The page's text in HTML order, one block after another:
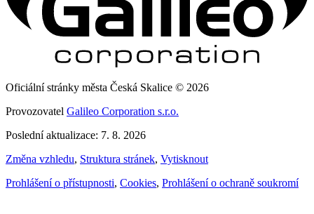
Oficiální stránky města Česká Skalice © 2026
Provozovatel Galileo Corporation s.r.o.
Poslední aktualizace: 7. 8. 2026
Změna vzhledu, Struktura stránek, Vytisknout
Prohlášení o přístupnosti, Cookies, Prohlášení o ochraně soukromí